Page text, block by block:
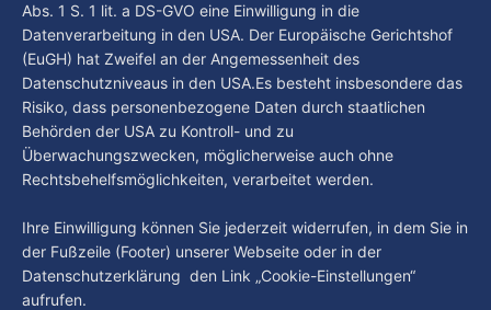
Abs. 1 S. 1 lit. a DS-GVO eine Einwilligung in die
Datenverarbeitung in den USA. Der Europäische Gerichtshof
(EuGH) hat Zweifel an der Angemessenheit des
Datenschutzniveaus in den USA.Es besteht insbesondere das
Risiko, dass personenbezogene Daten durch staatlichen
Behörden der USA zu Kontroll- und zu
Überwachungszwecken, möglicherweise auch ohne
Rechtsbehelfsmöglichkeiten, verarbeitet werden.
Ihre Einwilligung können Sie jederzeit widerrufen, in dem Sie in
der Fußzeile (Footer) unserer Webseite oder in der
Datenschutzerklärung den Link „Cookie-Einstellungen“
aufrufen.